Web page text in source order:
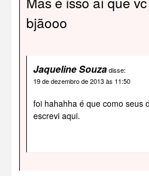
bjãooo
Jaqueline Souzadisse:
19 de dezembro de 2013 às 11:50
foi hahahha é que como seus
escrevi aqui.